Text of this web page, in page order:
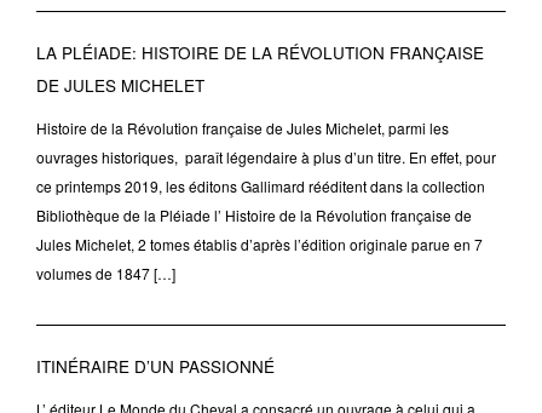
LA PLÉIADE: HISTOIRE DE LA RÉVOLUTION FRANÇAISE
DE JULES MICHELET
Histoire de la Révolution française de Jules Michelet, parmi les
ouvrages historiques, paraît légendaire à plus d’un titre. En effet, pour
ce printemps 2019, les éditons Gallimard rééditent dans la collection
Bibliothèque de la Pléiade l’ Histoire de la Révolution française de
Jules Michelet, 2 tomes établis d’après l’édition originale parue en 7
volumes de 1847 […]
ITINÉRAIRE D’UN PASSIONNÉ
L’ éditeur Le Monde du Cheval a consacré un ouvrage à celui qui a